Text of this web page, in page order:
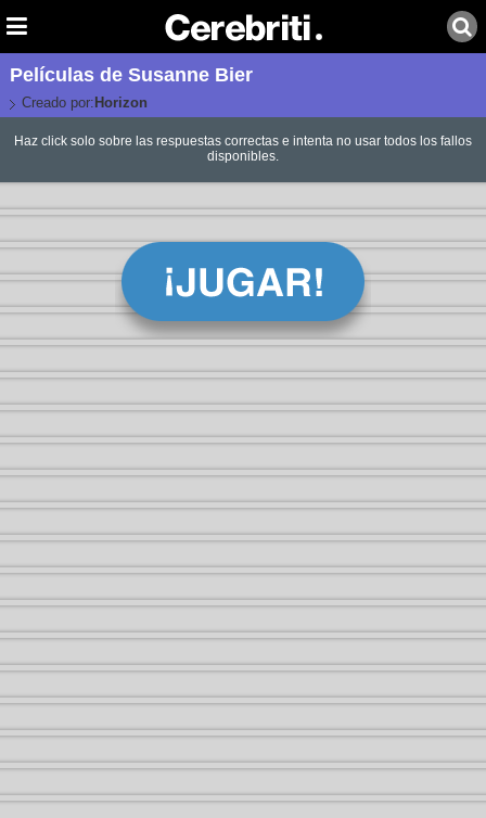
Películas de Susanne Bier
Creado por: Horizon
Haz click solo sobre las respuestas correctas e intenta no usar todos los fallos
disponibles.